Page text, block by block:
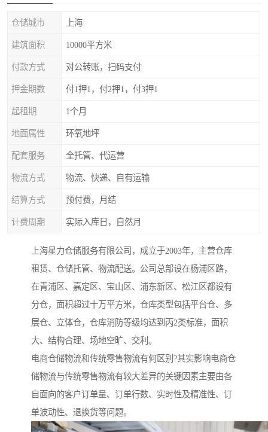
仓储城市 上海
建筑面积 10000平方米
付款方式 对公转账，扫码支付
押金期数 付1押1，付2押1，付3押1
起租期 1个月
地面属性 环氧地坪
配套服务 全托管、代运营
物流方式 物流、快递、自有运输
结算方式 预付费，月结
计费周期 实际入库日，自然月
上海星力仓储服务有限公司，成立于2003年，主营仓库
租赁、仓储托管、物流配送。公司总部设在杨浦区路，
在青浦区、嘉定区、宝山区、浦东新区、松江区都设有
分仓，面积超过十万平方米，仓库类型包括平台仓、多
层仓、立体仓，仓库消防等级均达到丙2类标准，面积
大、结构合理、场地空旷、交利。
电商仓储物流和传统零售物流有何区别?其实影响电商仓
储物流与传统零售物流有较大差异的关键因素主要由各
自面向的客户订单量、订单行数、实时性及精准性、订
单波动性、退换货等问题。